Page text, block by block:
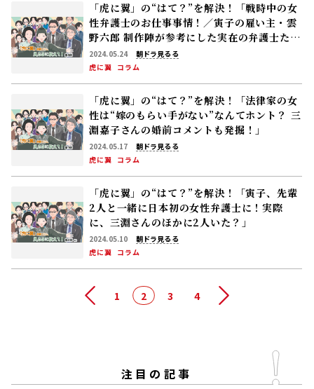
「虎に翼」の“はて？”を解決！「戦時中の女
性弁護士のお仕事事情！／寅子の雇い主・雲
野六郎 制作陣が参考にした実在の弁護士たち
とは」
2024.05.24
朝ドラ見るる
虎に翼 コラム
「虎に翼」の“はて？”を解決！「法律家の女
性は“嫁のもらい手がない”なんてホント？ 三
淵嘉子さんの婚前コメントも発掘！」
2024.05.17
朝ドラ見るる
虎に翼 コラム
「虎に翼」の“はて？”を解決！「寅子、先輩
2人と一緒に日本初の女性弁護士に！実際
に、三淵さんのほかに2人いた？」
2024.05.10
朝ドラ見るる
虎に翼 コラム
前へ 1 2 3 4 次へ
注目の記事